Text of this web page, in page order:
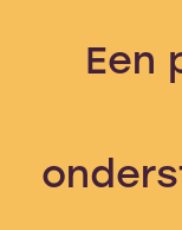
Een